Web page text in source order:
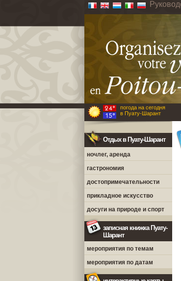
погода на сегодня
в Пуату-Шарант
Отдых в Пуату-Шарант
ночлег, аренда
гастрономия
достопримечательности
прикладное искусство
досуги на природе и спорт
записная книжка Пуату-
Шарант
мероприятия по темам
мероприятия по датам